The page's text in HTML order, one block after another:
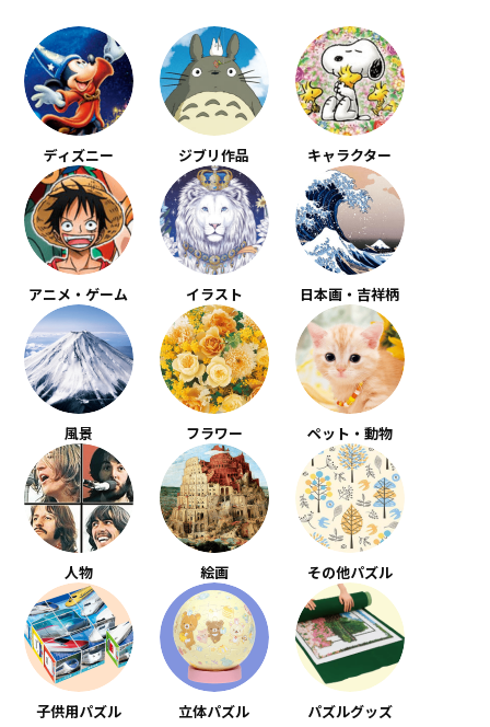
ディズニー ジブリ作品 キャラクター
アニメ・ゲーム イラスト 日本画・吉祥柄
風景 フラワー ペット・動物
人物 絵画 その他パズル
子供用パズル 立体パズル パズルグッズ